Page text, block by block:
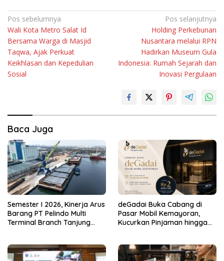
Navigasi
pos
Pos sebelumnya
Wali Kota Metro Salat Id
Bersama Warga di Masjid
Taqwa, Ajak Perkuat
Keikhlasan dan Kepedulian
Sosial
Pos selanjutnya
Holding Perkebunan
Nusantara melalui RPN
Hadirkan Museum Gula
Indonesia: Rumah Sejarah dan
Inovasi Pergulaan
Baca Juga
Semester I 2026, Kinerja Arus
Barang PT Pelindo Multi
Terminal Branch Tanjung
deGadai Buka Cabang di
Pasar Mobil Kemayoran,
Kucurkan Pinjaman hingga